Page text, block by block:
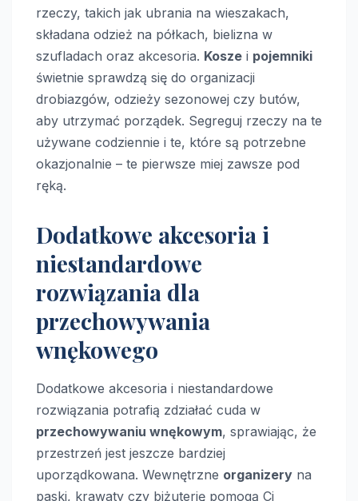
rzeczy, takich jak ubrania na wieszakach,
składana odzież na półkach, bielizna w
szufladach oraz akcesoria. Kosze i pojemniki
świetnie sprawdzą się do organizacji
drobiazgów, odzieży sezonowej czy butów,
aby utrzymać porządek. Segreguj rzeczy na te
używane codziennie i te, które są potrzebne
okazjonalnie – te pierwsze miej zawsze pod
ręką.
Dodatkowe akcesoria i
niestandardowe
rozwiązania dla
przechowywania
wnękowego
Dodatkowe akcesoria i niestandardowe
rozwiązania potrafią zdziałać cuda w
przechowywaniu wnękowym, sprawiając, że
przestrzeń jest jeszcze bardziej
uporządkowana. Wewnętrzne organizery na
paski, krawaty czy biżuterię pomogą Ci